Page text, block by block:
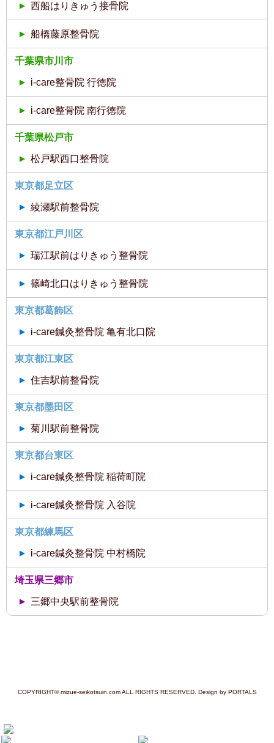
西船はりきゅう接骨院
船橋藤原整骨院
千葉県市川市
i-care整骨院 行徳院
i-care整骨院 南行徳院
千葉県松戸市
松戸駅西口整骨院
東京都足立区
綾瀬駅前整骨院
東京都江戸川区
瑞江駅前はりきゅう整骨院
篠崎北口はりきゅう整骨院
東京都葛飾区
i-care鍼灸整骨院 亀有北口院
東京都江東区
住吉駅前整骨院
東京都墨田区
菊川駅前整骨院
東京都台東区
i-care鍼灸整骨院 稲荷町院
i-care鍼灸整骨院 入谷院
東京都練馬区
i-care鍼灸整骨院 中村橋院
埼玉県三郷市
三郷中央駅前整骨院
COPYRIGHT© mizue-seikotsuin.com ALL RIGHTS RESERVED. Design by PORTALS